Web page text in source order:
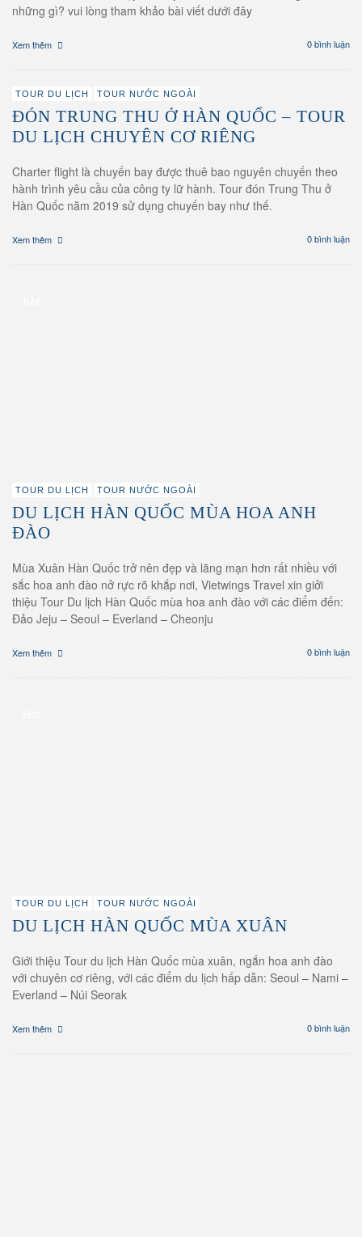
những gì? vui lòng tham khảo bài viết dưới đây
Xem thêm 0 bình luận
TOUR DU LỊCH TOUR NƯỚC NGOÀI
ĐÓN TRUNG THU Ở HÀN QUỐC – TOUR
DU LỊCH CHUYÊN CƠ RIÊNG
Charter flight là chuyến bay được thuê bao nguyên chuyến theo
hành trình yêu cầu của công ty lữ hành. Tour đón Trung Thu ở
Hàn Quốc năm 2019 sử dụng chuyến bay như thế.
Xem thêm 0 bình luận
TOUR DU LỊCH TOUR NƯỚC NGOÀI
DU LỊCH HÀN QUỐC MÙA HOA ANH
ĐÀO
Mùa Xuân Hàn Quốc trở nên đẹp và lãng mạn hơn rất nhiều với
sắc hoa anh đào nở rực rõ khắp nơi, Vietwings Travel xin giởi
thiệu Tour Du lịch Hàn Quốc mùa hoa anh đào với các điểm đến:
Đảo Jeju – Seoul – Everland – Cheonju
Xem thêm 0 bình luận
TOUR DU LỊCH TOUR NƯỚC NGOÀI
DU LỊCH HÀN QUỐC MÙA XUÂN
Giới thiệu Tour du lịch Hàn Quốc mùa xuân, ngắn hoa anh đào
với chuyên cơ riêng, với các điểm du lịch hấp dẫn: Seoul – Nami –
Everland – Núi Seorak
Xem thêm 0 bình luận